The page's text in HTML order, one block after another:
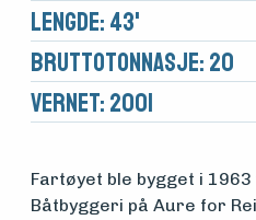
Lengde: 43'
Brutto­tonnasje: 20
Vernet: 2001
Fartøyet ble bygget i 1963
Båtbyggeri på Aure for